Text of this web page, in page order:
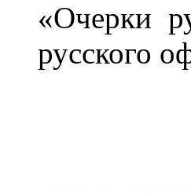
«Очерки
русского